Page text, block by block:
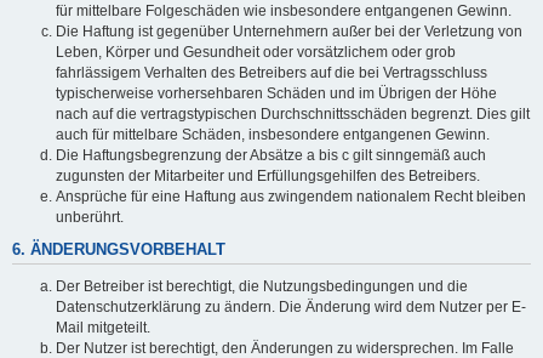
für mittelbare Folgeschäden wie insbesondere entgangenen Gewinn.
Die Haftung ist gegenüber Unternehmern außer bei der Verletzung von
Leben, Körper und Gesundheit oder vorsätzlichem oder grob
fahrlässigem Verhalten des Betreibers auf die bei Vertragsschluss
typischerweise vorhersehbaren Schäden und im Übrigen der Höhe
nach auf die vertragstypischen Durchschnittsschäden begrenzt. Dies gilt
auch für mittelbare Schäden, insbesondere entgangenen Gewinn.
Die Haftungsbegrenzung der Absätze a bis c gilt sinngemäß auch
zugunsten der Mitarbeiter und Erfüllungsgehilfen des Betreibers.
Ansprüche für eine Haftung aus zwingendem nationalem Recht bleiben
unberührt.
6. ÄNDERUNGSVORBEHALT
Der Betreiber ist berechtigt, die Nutzungsbedingungen und die
Datenschutzerklärung zu ändern. Die Änderung wird dem Nutzer per E-
Mail mitgeteilt.
Der Nutzer ist berechtigt, den Änderungen zu widersprechen. Im Falle